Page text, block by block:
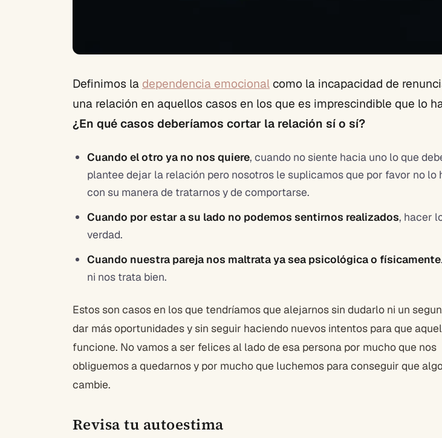
Definimos la dependencia emocional como la incapacidad de
una relación en aquellos casos en los que es imprescindible que lo
¿En qué casos deberíamos cortar la relación sí o sí?
Cuando el otro ya no nos quiere, cuando no siente hacia uno lo que
plantee dejar la relación pero nosotros le suplicamos que por favor no lo
con su manera de tratarnos y de comportarse.
Cuando por estar a su lado no podemos sentirnos realizados, hacer
verdad.
Cuando nuestra pareja nos maltrata ya sea psicológica o físicamente
ni nos trata bien.
Estos son casos en los que tendríamos que alejarnos sin dudarlo ni un
dar más oportunidades y sin seguir haciendo nuevos intentos para que
funcione. No vamos a ser felices al lado de esa persona por mucho que nos
obliguemos a quedarnos y por mucho que luchemos para conseguir que
cambie.
Revisa tu autoestima